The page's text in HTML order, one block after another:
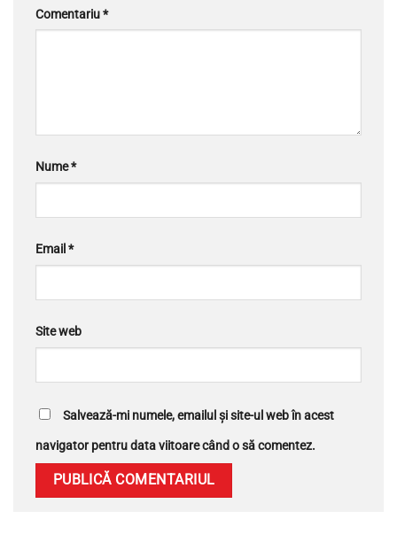
Comentariu*
Nume*
Email *
Site web
Salvează-mi numele, emailul și site-ul web în acest
navigator pentru data viitoare când o să comentez.